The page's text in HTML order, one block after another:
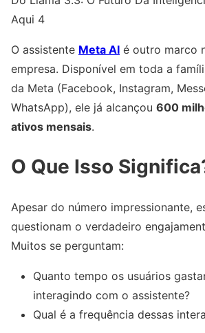
Aqui 4
O assistente Meta AI é outro marco
empresa. Disponível em toda a
da Meta (Facebook, Instagram,
WhatsApp), ele já alcançou 600
ativos mensais.
O Que Isso
Apesar do número impressionante,
questionam o verdadeiro
Muitos se perguntam:
Quanto tempo os usuários
interagindo com o assistente?
Qual é a frequência dessas